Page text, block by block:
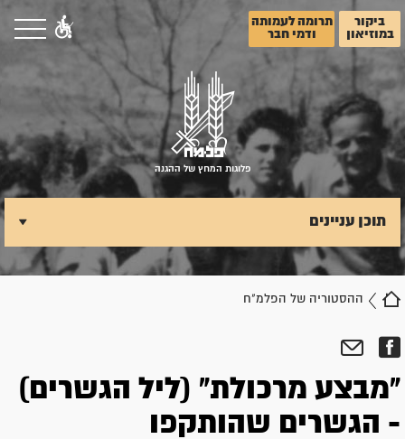
ביקור
במוזיאון
תרומה לעמותה
ודמי חבר
פלוגות המחץ של ההגנה
ההסטוריה של הפלמ"ח
תוכן עניינים
"מבצע מרכולת" (ליל הגשרים)
- הגשרים שהותקפו